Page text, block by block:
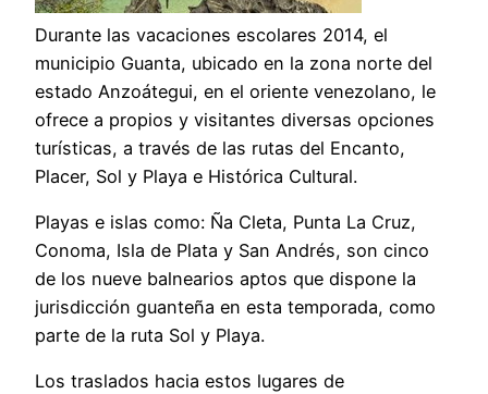
Durante las vacaciones escolares 2014, el
municipio Guanta, ubicado en la zona norte del
estado Anzoátegui, en el oriente venezolano, le
ofrece a propios y visitantes diversas opciones
turísticas, a través de las rutas del Encanto,
Placer, Sol y Playa e Histórica Cultural.
Playas e islas como: Ña Cleta, Punta La Cruz,
Conoma, Isla de Plata y San Andrés, son cinco
de los nueve balnearios aptos que dispone la
jurisdicción guanteña en esta temporada, como
parte de la ruta Sol y Playa.
Los traslados hacia estos lugares de